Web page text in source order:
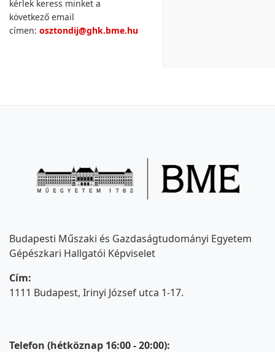
kérlek keress minket a
következő email
címen: osztondij@ghk.bme.hu
Budapesti Műszaki és Gazdaságtudományi Egyetem
Gépészkari Hallgatói Képviselet
Cím:
1111 Budapest, Irinyi József utca 1-17.
Telefon (hétköznap 16:00 - 20:00):